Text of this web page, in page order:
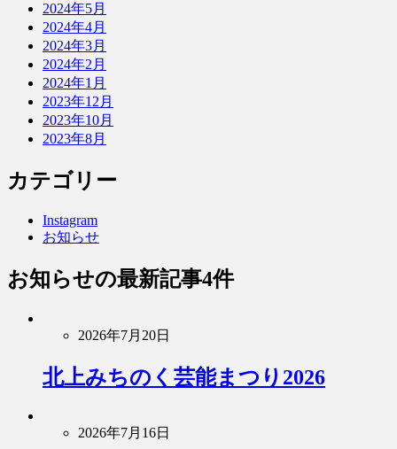
2024年5月
2024年4月
2024年3月
2024年2月
2024年1月
2023年12月
2023年10月
2023年8月
カテゴリー
Instagram
お知らせ
お知らせの最新記事4件
2026年7月20日
北上みちのく芸能まつり2026
2026年7月16日